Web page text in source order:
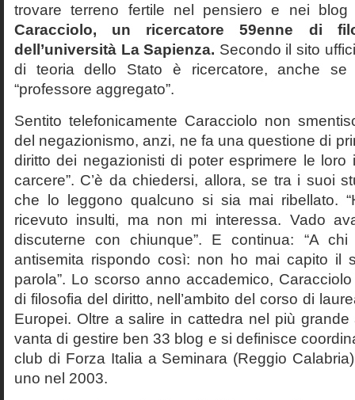
trovare terreno fertile nel pensiero e nei
Caracciolo, un ricercatore 59enne di
dell’università La Sapienza. Secondo il sito
di teoria dello Stato è ricercatore, anche
“professore aggregato”.
Sentito telefonicamente Caracciolo non
del negazionismo, anzi, ne fa una questione di
diritto dei negazionisti di poter esprimere le loro
carcere”. C’è da chiedersi, allora, se tra i suoi
che lo leggono qualcuno si sia mai ribellato.
ricevuto insulti, ma non mi interessa. Vado
discuterne con chiunque”. E continua: “A
antisemita rispondo così: non ho mai capito il
parola”. Lo scorso anno accademico,
di filosofia del diritto, nell’ambito del corso di
Europei. Oltre a salire in cattedra nel più grande
vanta di gestire ben 33 blog e si definisce
club di Forza Italia a Seminara (Reggio
uno nel 2003.